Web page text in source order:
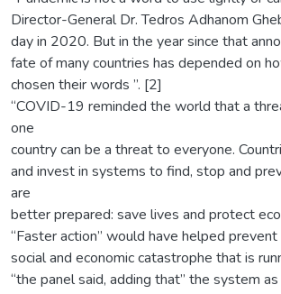
Director-General Dr. Tedros Adhanom
day in 2020. But in the year since that
fate of many countries has depended on
chosen their words ”. [2]
“COVID-19 reminded the world that a
one
country can be a threat to everyone.
and invest in systems to find, stop and
are
better prepared: save lives and protect
“Faster action” would have helped
social and economic catastrophe that is
“the panel said, adding that” the system